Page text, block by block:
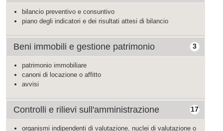
bilancio preventivo e consuntivo
piano degli indicatori e dei risultati attesi di bilancio
3
Beni immobili e gestione patrimonio
patrimonio immobiliare
canoni di locazione o affitto
avvisi
17
Controlli e rilievi sull'amministrazione
organismi indipendenti di valutazione, nuclei di valutazione o